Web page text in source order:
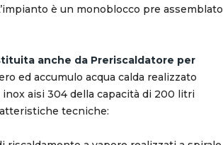
è un monoblocco pre assemblato
anche da Preriscaldatore per
ed accumulo acqua calda realizzato
aisi 304 della capacità di 200 litri
tecniche: